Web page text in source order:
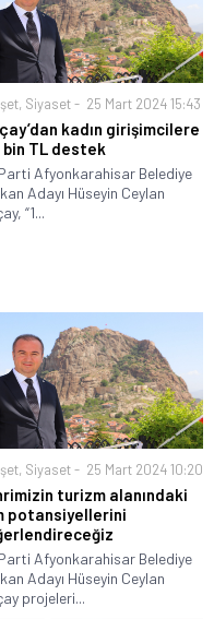
, Siyaset 25 Mart 2024 15:43
kadın girişimcilere
bin TL destek
Afyonkarahisar Belediye
Adayı Hüseyin Ceylan
“1...
, Siyaset 25 Mart 2024 10:20
turizm alanındaki
potansiyellerini
Afyonkarahisar Belediye
Adayı Hüseyin Ceylan
projeleri...